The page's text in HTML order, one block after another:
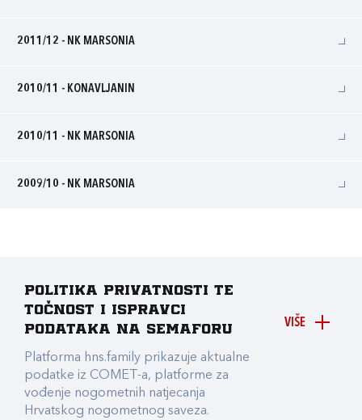
2011/12 - NK MARSONIA
2010/11 - KONAVLJANIN
2010/11 - NK MARSONIA
2009/10 - NK MARSONIA
VIŠE
Politika privatnosti te
točnost i ispravci
podataka na Semaforu
Platforma hns.family prikazuje aktualne
podatke iz COMET-a, platforme za
vođenje nogometnih natjecanja
Hrvatskog nogometnog saveza.